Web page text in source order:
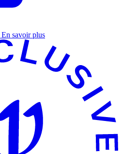
En savoir plus